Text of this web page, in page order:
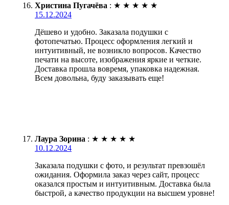
Христина Пугачёва : ★ ★ ★ ★ ★
15.12.2024
Дёшево и удобно. Заказала подушки с
фотопечатью. Процесс оформления легкий и
интуитивный, не возникло вопросов. Качество
печати на высоте, изображения яркие и четкие.
Доставка прошла вовремя, упаковка надежная.
Всем довольна, буду заказывать еще!
Лаура Зорина : ★ ★ ★ ★ ★
10.12.2024
Заказала подушки с фото, и результат превзошёл
ожидания. Оформила заказ через сайт, процесс
оказался простым и интуитивным. Доставка была
быстрой, а качество продукции на высшем уровне!